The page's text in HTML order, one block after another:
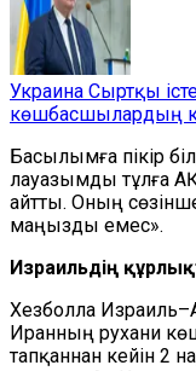
Украина Сыртқы
көшбасшылардың
Басылымға пікір
лауазымды тұлға
айтты. Оның
маңызды емес».
Израильдің
Хезболла
Иранның рухани
тапқаннан кейін 2